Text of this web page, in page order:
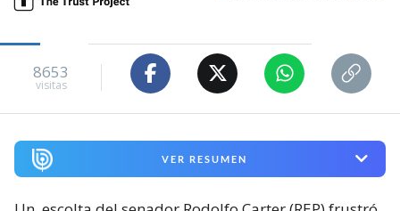
8653
visitas
VER RESUMEN